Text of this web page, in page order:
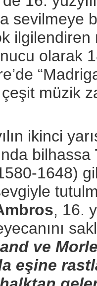
sevilmeye
olarak
müzik
bilhassa
1648)
, 16.
ve
eşine